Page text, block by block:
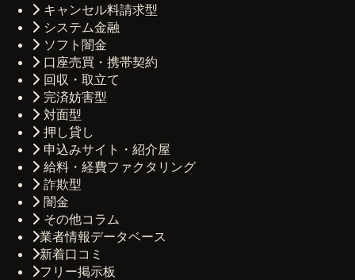
キャンセル料請求型
システム金融
ソフト闇金
口座売買・携帯契約
回収・取立て
完済妨害型
対面型
押し貸し
申込みサイト・紹介屋
給料・経費ファクタリング
詐欺型
闇金
その他コラム
業者情報データベース
新着口コミ
フリー掲示板